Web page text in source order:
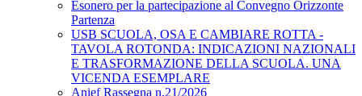
Esonero per la partecipazione al Convegno Orizzonte
Partenza
USB SCUOLA, OSA E CAMBIARE ROTTA -
TAVOLA ROTONDA: INDICAZIONI NAZIONALI
E TRASFORMAZIONE DELLA SCUOLA. UNA
VICENDA ESEMPLARE
Anief Rassegna n.21/2026